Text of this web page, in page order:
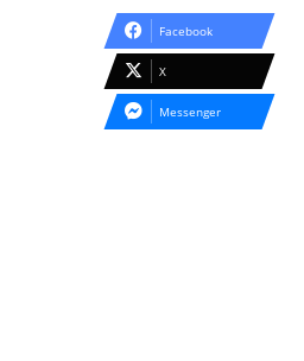
Facebook
X
Messenger